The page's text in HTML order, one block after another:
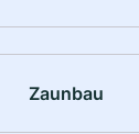
Zaunbau